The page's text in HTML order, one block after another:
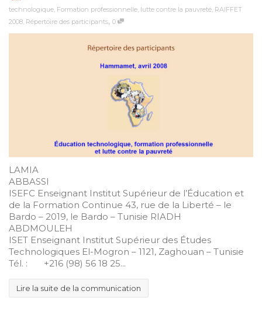
technologique Formation professionnelle lutte contre la pauvreté RAIFFET
2008 Répertoire des participants, 0
LAMIA
ABBASSI
ISEFC Enseignant Institut Supérieur de l’Éducation et
de la Formation Continue 43, rue de la Liberté – le
Bardo – 2019, le Bardo – Tunisie RIADH
ABDMOULEH
ISET Enseignant Institut Supérieur des Études
Technologiques El-Mogron – 1121, Zaghouan – Tunisie
Tél. : +216 (98) 56 18 25...
Lire la suite de la communication